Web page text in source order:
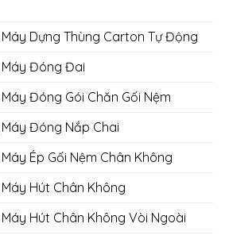
Dựng Thùng Carton Tự Động
Máy Đóng Đai
Đóng Gói Chăn Gối Nệm
Đóng Nắp Chai
Ép Gối Nệm Chân Không
Hút Chân Không
Hút Chân Không Vòi Ngoài